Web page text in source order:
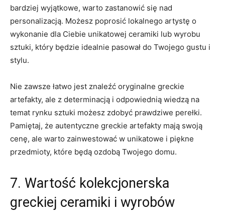
bardziej ⁣wyjątkowe, ⁢warto zastanowić się nad
personalizacją. Możesz poprosić lokalnego artystę o‌
wykonanie⁢ dla Ciebie unikatowej ceramiki lub wyrobu
sztuki, który ​będzie idealnie pasował do Twojego gustu​ i
stylu.
Nie zawsze​ łatwo ​jest znaleźć oryginalne ⁣greckie
artefakty,⁣ ale z determinacją i odpowiednią ​wiedzą na
temat ⁣rynku ‍sztuki możesz zdobyć prawdziwe⁢ perełki.
⁣Pamiętaj, ​że autentyczne​ greckie artefakty mają ‍swoją
cenę, ale warto zainwestować⁣ w unikatowe i ​piękne
⁣przedmioty, które ⁤będą ozdobą‌ Twojego domu.
7. Wartość ⁤kolekcjonerska
greckiej ceramiki i ​wyrobów